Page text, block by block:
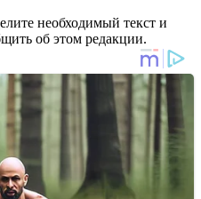
необходимый текст и
об этом редакции.